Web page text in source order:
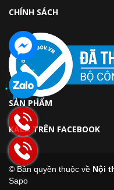
CHÍNH SÁCH
SẢN PHẨM
KALA TRÊN FACEBOOK
© Bản quyền thuộc về Nội
Sapo